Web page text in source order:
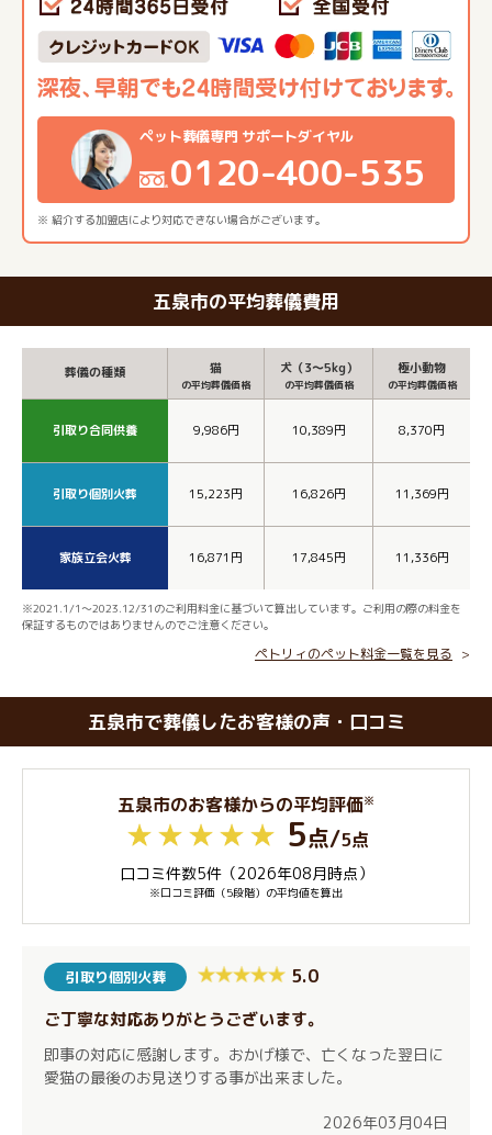
※ 紹介する加盟店により対応できない場合がございます。
ペット葬儀専門 サポートダイヤル
0120-400-535
五泉市の平均葬儀費用
葬儀の種類 猫
の平均葬儀価格
犬（3～5kg）
の平均葬儀価格
極小動物
の平均葬儀価格
引取り合同供養 9,986円 10,389円 8,370円
引取り個別火葬 15,223円 16,826円 11,369円
家族立会火葬 16,871円 17,845円 11,336円
※2021.1/1～2023.12/31のご利用料金に基づいて算出しています。ご利用の際の料金を
保証するものではありませんのでご注意ください。
ペトリィのペット料金一覧を見る
五泉市で葬儀したお客様の声・口コミ
五泉市のお客様からの平均評価※
5点/5点
口コミ件数5件（2026年08月時点）
※口コミ評価（5段階）の平均値を算出
引取り個別火葬 5.0
ご丁寧な対応ありがとうございます。
即事の対応に感謝します。おかげ様で、亡くなった翌日に
愛猫の最後のお見送りする事が出来ました。
2026年03月04日